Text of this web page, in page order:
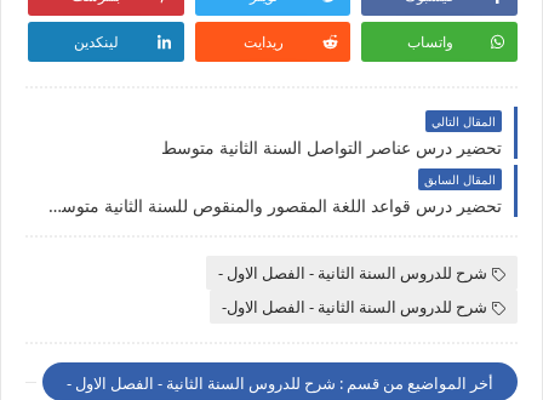
واتساب ريدايت لينكدين
المقال التالي
تحضير درس عناصر التواصل السنة الثانية متوسط
المقال السابق
تحضير درس قواعد اللغة المقصور والمنقوص للسنة الثانية متوسط .
شرح للدروس السنة الثانية - الفصل الاول -
شرح للدروس السنة الثانية - الفصل الاول-
أخر المواضيع من قسم : شرح للدروس السنة الثانية - الفصل الاول -